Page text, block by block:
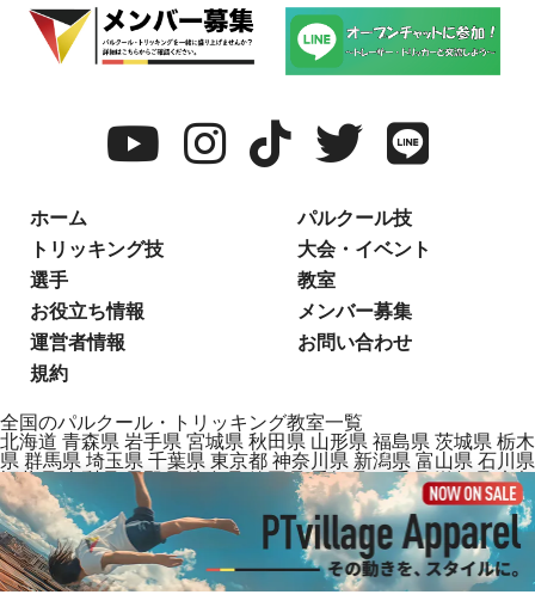
ホーム
パルクール技
トリッキング技
大会・イベント
選手
教室
お役立ち情報
メンバー募集
運営者情報
お問い合わせ
規約
全国のパルクール・トリッキング教室一覧
北海道 青森県 岩手県 宮城県 秋田県 山形県 福島県 茨城県 栃木
県 群馬県 埼玉県 千葉県 東京都 神奈川県 新潟県 富山県 石川県
福井県
長野県 静岡県 愛知県 三重県 滋賀県 京都
府 大阪府 兵庫県 奈良県 鳥取県 島根県 岡山県 広島県
山口県 徳島県 香川県 愛媛県 高知県 福岡県 佐賀県 長崎県 熊本
県 大分県 宮崎県 鹿児島県 沖縄県
2025 PTvillage